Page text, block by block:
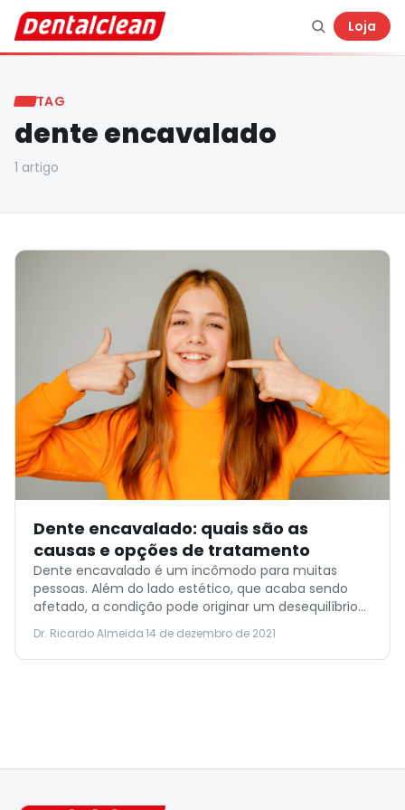
Loja
TAG
dente encavalado
1 artigo
Dente encavalado: quais são as
causas e opções de tratamento
Dente encavalado é um incômodo para muitas
pessoas. Além do lado estético, que acaba sendo
afetado, a condição pode originar um desequilíbrio
na oclusão dentária e consequentemente
desencadear outros problemas bucais, já que fica
mais complicado manter uma boa higiene bucal
Dr. Ricardo Almeida·14 de dezembro de 2021